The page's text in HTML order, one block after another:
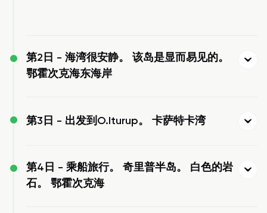
第2日 - 海湾很安静。 该岛是显而易见的。
鄂霍次克海东海岸
第3日 - 出发到O.Iturup。 卡萨特卡湾
第4日 - 乘船旅行。 奇里普半岛。 白色的岩
石。 鄂霍次克海